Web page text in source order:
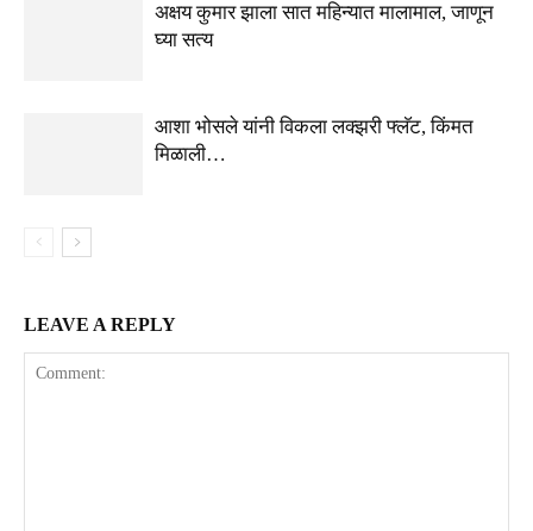
अक्षय कुमार झाला सात महिन्यात मालामाल, जाणून
घ्या सत्य
आशा भोसले यांनी विकला लक्झरी फ्लॅट, किंमत
मिळाली…
LEAVE A REPLY